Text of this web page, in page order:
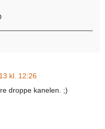
kl. 12:26
droppe kanelen. ;)